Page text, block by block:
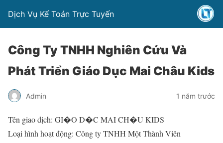
Dịch Vụ Kế Toán Trực Tuyến
Công Ty TNHH Nghiên Cứu Và
Phát Triển Giáo Dục Mai Châu Kids
Admin 1 năm trước
Tên giao dịch: GI�O D�C MAI CH�U KIDS
Loại hình hoạt động: Công ty TNHH Một Thành Viên